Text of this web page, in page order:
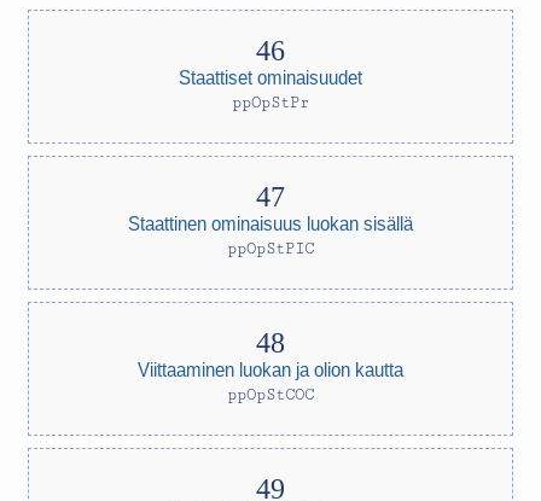
Staattiset ominaisuudet
ppOpStPr
Staattinen ominaisuus luokan sisällä
ppOpStPIC
Viittaaminen luokan ja olion kautta
ppOpStCOC